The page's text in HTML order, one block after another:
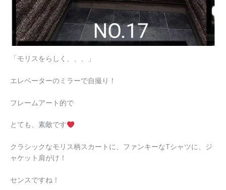
「モリスをらしく、、、」
エレベーターのミラーで自撮り！
フレームアート的で
とても、素敵です
クラシックなモリス柄スカートに、ファンキーなTシャツに、ジ
ャケット肩がけ！
センスですね！